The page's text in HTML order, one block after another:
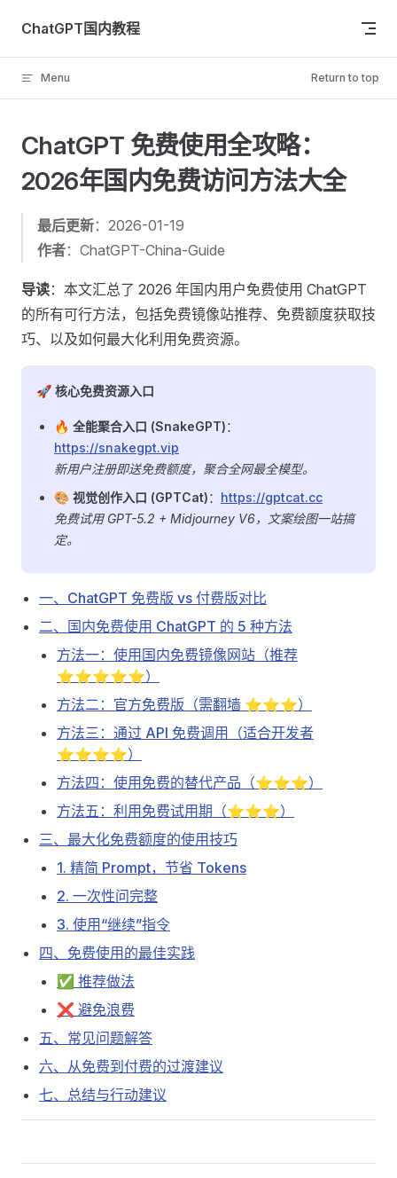
Skip to content
ChatGPT国内教程
Menu Return to top
ChatGPT 免费使用全攻略：
2026年国内免费访问方法大全
最后更新：2026-01-19
作者：ChatGPT-China-Guide
导读：本文汇总了 2026 年国内用户免费使用 ChatGPT
的所有可行方法，包括免费镜像站推荐、免费额度获取技
巧、以及如何最大化利用免费资源。
🚀 核心免费资源入口
🔥 全能聚合入口 (SnakeGPT)：
https://snakegpt.vip
新用户注册即送免费额度，聚合全网最全模型。
🎨 视觉创作入口 (GPTCat)： https://gptcat.cc
免费试用 GPT-5.2 + Midjourney V6，文案绘图一站搞
定。
一、ChatGPT 免费版 vs 付费版对比
二、国内免费使用 ChatGPT 的 5 种方法
方法一：使用国内免费镜像网站（推荐
⭐⭐⭐⭐⭐）
方法二：官方免费版（需翻墙 ⭐⭐⭐）
方法三：通过 API 免费调用（适合开发者
⭐⭐⭐⭐）
方法四：使用免费的替代产品（⭐⭐⭐）
方法五：利用免费试用期（⭐⭐⭐）
三、最大化免费额度的使用技巧
1. 精简 Prompt，节省 Tokens
2. 一次性问完整
3. 使用“继续”指令
四、免费使用的最佳实践
✅ 推荐做法
❌ 避免浪费
五、常见问题解答
六、从免费到付费的过渡建议
七、总结与行动建议